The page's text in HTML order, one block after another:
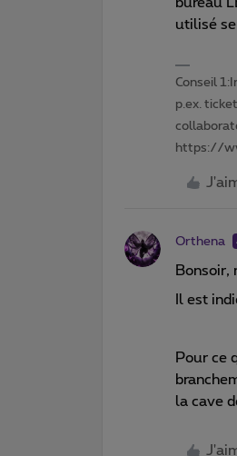
utilisé
Conseil
p.ex.
https://
Orthena
Bonsoir,
Il est
Pour ce
la cave